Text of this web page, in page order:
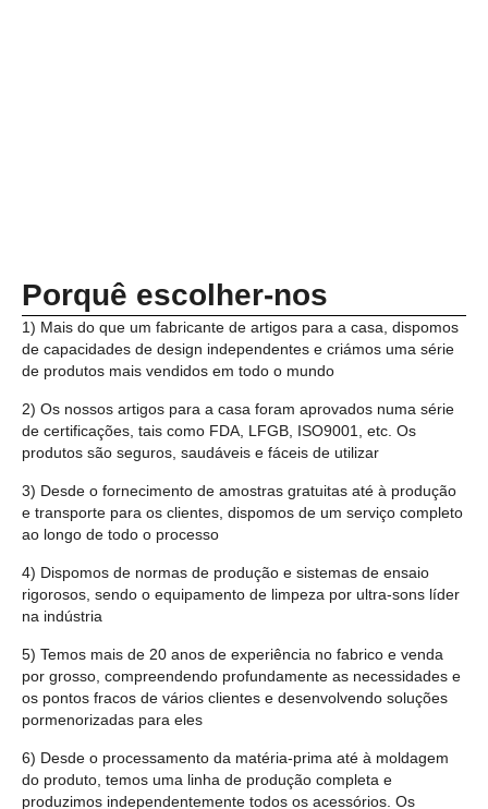
Porquê escolher-nos
1) Mais do que um fabricante de artigos para a casa, dispomos
de capacidades de design independentes e criámos uma série
de produtos mais vendidos em todo o mundo
2) Os nossos artigos para a casa foram aprovados numa série
de certificações, tais como FDA, LFGB, ISO9001, etc. Os
produtos são seguros, saudáveis e fáceis de utilizar
3) Desde o fornecimento de amostras gratuitas até à produção
e transporte para os clientes, dispomos de um serviço completo
ao longo de todo o processo
4) Dispomos de normas de produção e sistemas de ensaio
rigorosos, sendo o equipamento de limpeza por ultra-sons líder
na indústria
5) Temos mais de 20 anos de experiência no fabrico e venda
por grosso, compreendendo profundamente as necessidades e
os pontos fracos de vários clientes e desenvolvendo soluções
pormenorizadas para eles
6) Desde o processamento da matéria-prima até à moldagem
do produto, temos uma linha de produção completa e
produzimos independentemente todos os acessórios. Os